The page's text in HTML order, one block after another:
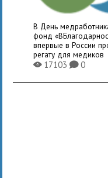
В День
фонд
впервые в России
регату для медиков
X17103K0